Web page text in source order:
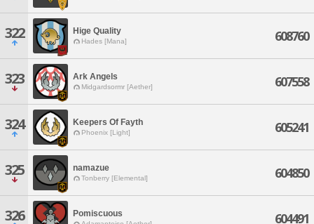
322 Hige Quality
Hades [Mana] 608760
323 Ark Angels
Midgardsormr [Aether] 607558
324 Keepers Of Fayth
Phoenix [Light] 605241
325 namazue
Tonberry [Elemental] 604850
326 Pomiscuous 604491